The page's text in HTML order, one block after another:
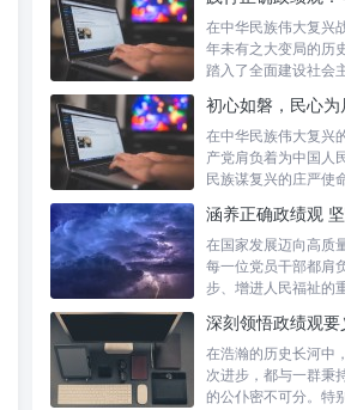
在中华民族伟大复兴
年未有之大变局的历
踏入了全面建设社会
在中华民族伟大复兴
产党肩负着为中国人
民族谋复兴的庄严使
在国家发展迈向高质
每一位党员干部都肩
步、增进人民福祉的
在浩瀚的历史长河中
次进步，都与一群秉
的公仆密不可分。特